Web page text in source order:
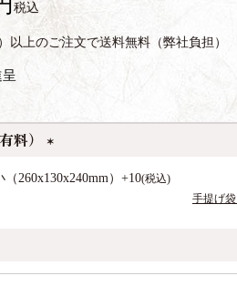
税込
以上のご注文で送料無料（弊社負担）
料）
(
必
（260x130x240mm）+10 税込
手提げ